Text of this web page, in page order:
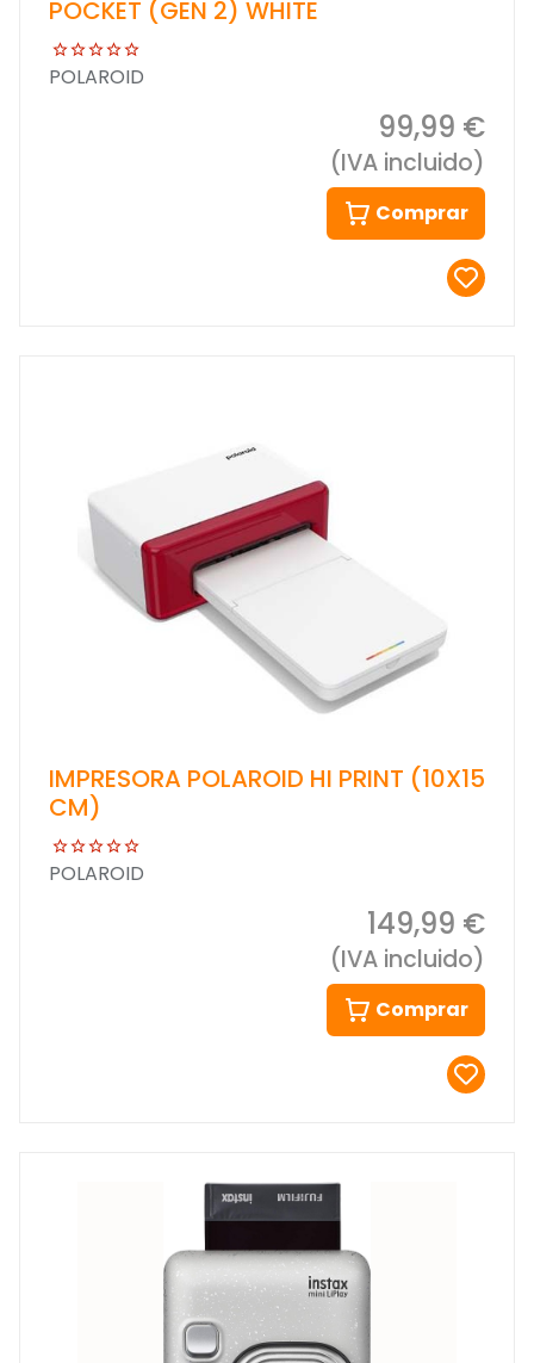
POCKET (GEN 2) WHITE
POLAROID
99,99 €
(IVA incluido)
Comprar
IMPRESORA POLAROID HI PRINT (10X15
CM)
POLAROID
149,99 €
(IVA incluido)
Comprar